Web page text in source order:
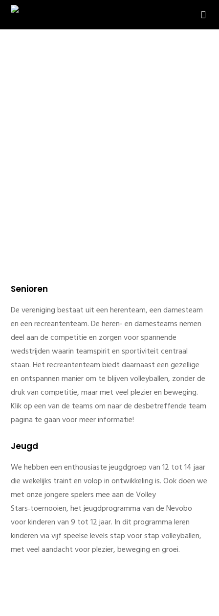
Senioren
De vereniging bestaat uit een herenteam, een damesteam
en een recreantenteam. De heren- en damesteams nemen
deel aan de competitie en zorgen voor spannende
wedstrijden waarin teamspirit en sportiviteit centraal
staan. Het recreantenteam biedt daarnaast een gezellige
en ontspannen manier om te blijven volleyballen, zonder de
druk van competitie, maar met veel plezier en beweging.
Klik op een van de teams om naar de desbetreffende team
pagina te gaan voor meer informatie!
Jeugd
We hebben een enthousiaste jeugdgroep van 12 tot 14 jaar
die wekelijks traint en volop in ontwikkeling is. Ook doen we
met onze jongere spelers mee aan de Volley
Stars‑toernooien, het jeugdprogramma van de Nevobo
voor kinderen van 9 tot 12 jaar. In dit programma leren
kinderen via vijf speelse levels stap voor stap volleyballen,
met veel aandacht voor plezier, beweging en groei.